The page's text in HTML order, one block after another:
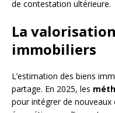
de contestation ultérieure.
La
immobiliers
L’estimation des biens
partage. En 2025, les
pour intégrer de